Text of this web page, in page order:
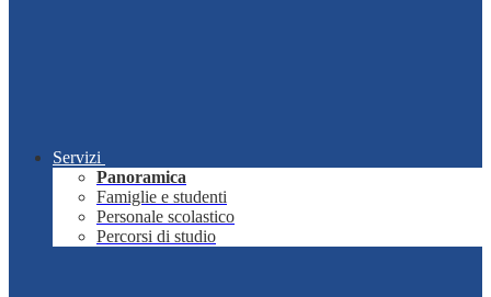
Servizi
Panoramica
Famiglie e studenti
Personale scolastico
Percorsi di studio